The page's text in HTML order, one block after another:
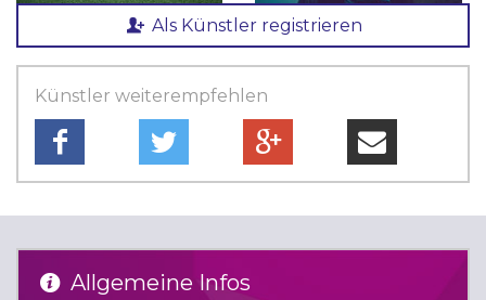
Als Künstler registrieren
Künstler weiterempfehlen
Allgemeine Infos